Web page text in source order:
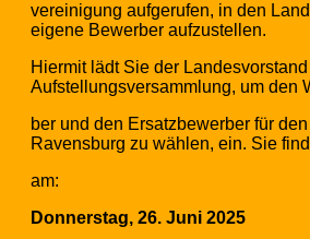
vereinigung aufgerufen, in den
eigene Bewerber aufzustellen.
Hiermit lädt Sie der
Aufstellungsversammlung, um den
ber und den Ersatzbewerber für
Ravensburg zu wählen, ein. Sie
am:
Donnerstag, 26. Juni 2025